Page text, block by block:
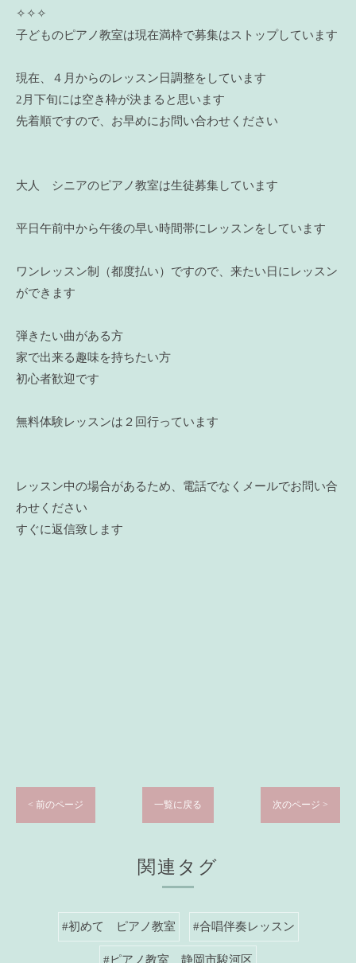
✧✧✧
子どものピアノ教室は現在満枠で募集はストップしています
現在、４月からのレッスン日調整をしています
2月下旬には空き枠が決まると思います
先着順ですので、お早めにお問い合わせください
大人 シニアのピアノ教室は生徒募集しています
平日午前中から午後の早い時間帯にレッスンをしています
ワンレッスン制（都度払い）ですので、来たい日にレッスン
ができます
弾きたい曲がある方
家で出来る趣味を持ちたい方
初心者歓迎です
無料体験レッスンは２回行っています
レッスン中の場合があるため、電話でなくメールでお問い合
わせください
すぐに返信致します
< 前のページ 一覧に戻る 次のページ >
関連タグ
#初めて ピアノ教室 #合唱伴奏レッスン
#ピアノ教室 静岡市駿河区